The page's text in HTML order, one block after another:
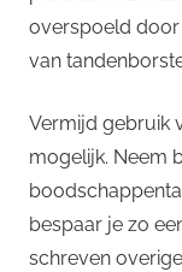
overspoeld door
van
Vermijd gebruik
mogelijk. Neem
bespaar je zo
schreven